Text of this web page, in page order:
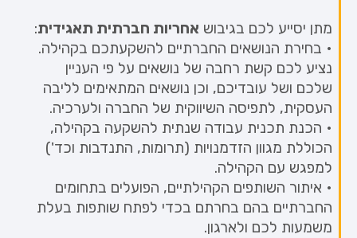
מתן יסייע לכם בגיבוש אחריות חברתית תאגידית:
• בחירת הנושאים החברתיים להשקעתכם בקהילה.
נציע לכם קשת רחבה של נושאים על פי העניין
שלכם ושל עובדיכם, וכן נושאים המתאימים לליבה
העסקית, לתפיסה השיווקית של החברה ולערכיה.
• הכנת תכנית עבודה שנתית להשקעה בקהילה,
הכוללת מגוון הזדמנויות (תרומות, התנדבות וכד')
למפגש עם הקהילה.
• איתור השותפים הקהילתיים, הפועלים בתחומים
החברתיים בהם בחרתם בכדי לפתח שותפות בעלת
משמעות לכם ולארגון.